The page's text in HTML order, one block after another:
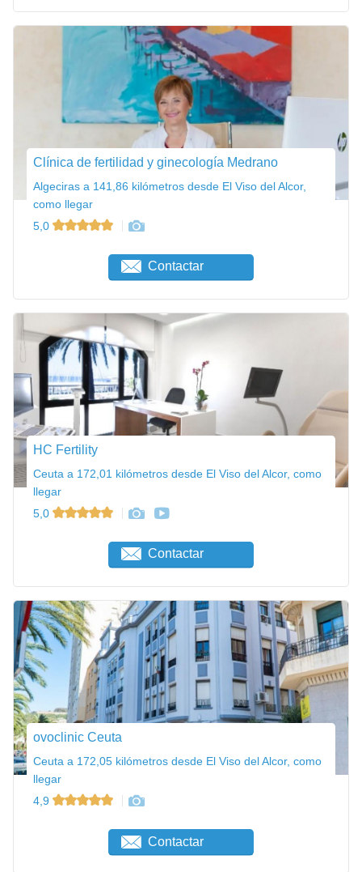
Clínica de fertilidad y ginecología Medrano
Algeciras a 141,86 kilómetros desde El Viso del Alcor,
como llegar
5,0
Contactar
HC Fertility
Ceuta a 172,01 kilómetros desde El Viso del Alcor, como
llegar
5,0
Contactar
ovoclinic Ceuta
Ceuta a 172,05 kilómetros desde El Viso del Alcor, como
llegar
4,9
Contactar